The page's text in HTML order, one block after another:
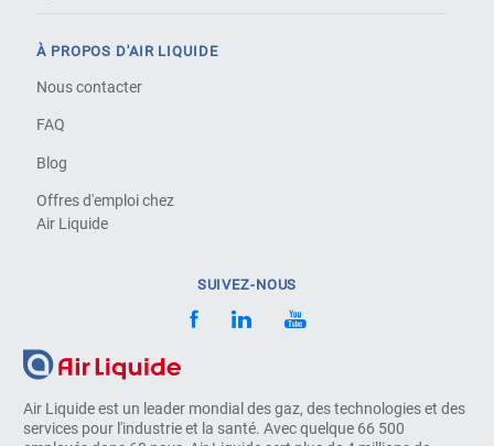
Air Liquide est un leader mondial des gaz, des technologies et des
services pour l'industrie et la santé. Avec quelque 66 500
À PROPOS D'AIR LIQUIDE
Nous contacter
FAQ
Blog
Offres d'emploi chez
Air Liquide
SUIVEZ-NOUS